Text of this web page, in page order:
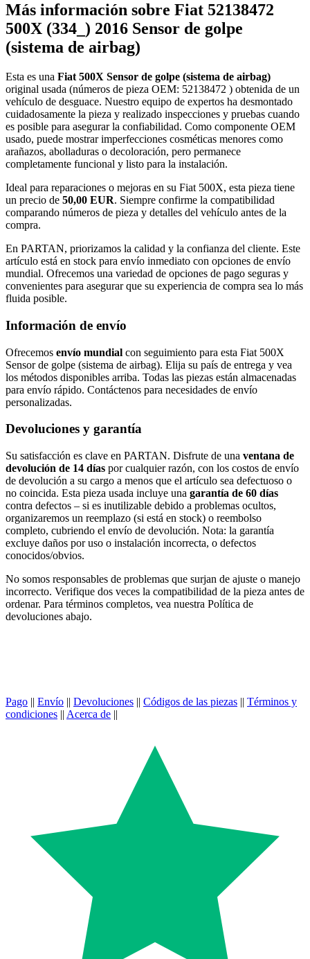
Más información sobre Fiat 52138472
500X (334_) 2016 Sensor de golpe
(sistema de airbag)
Esta es una Fiat 500X Sensor de golpe (sistema de airbag)
original usada (números de pieza OEM: 52138472 ) obtenida de un
vehículo de desguace. Nuestro equipo de expertos ha desmontado
cuidadosamente la pieza y realizado inspecciones y pruebas cuando
es posible para asegurar la confiabilidad. Como componente OEM
usado, puede mostrar imperfecciones cosméticas menores como
arañazos, abolladuras o decoloración, pero permanece
completamente funcional y listo para la instalación.
Ideal para reparaciones o mejoras en su Fiat 500X, esta pieza tiene
un precio de 50,00 EUR. Siempre confirme la compatibilidad
comparando números de pieza y detalles del vehículo antes de la
compra.
En PARTAN, priorizamos la calidad y la confianza del cliente. Este
artículo está en stock para envío inmediato con opciones de envío
mundial. Ofrecemos una variedad de opciones de pago seguras y
convenientes para asegurar que su experiencia de compra sea lo más
fluida posible.
Información de envío
Ofrecemos envío mundial con seguimiento para esta Fiat 500X
Sensor de golpe (sistema de airbag). Elija su país de entrega y vea
los métodos disponibles arriba. Todas las piezas están almacenadas
para envío rápido. Contáctenos para necesidades de envío
personalizadas.
Devoluciones y garantía
Su satisfacción es clave en PARTAN. Disfrute de una ventana de
devolución de 14 días por cualquier razón, con los costos de envío
de devolución a su cargo a menos que el artículo sea defectuoso o
no coincida. Esta pieza usada incluye una garantía de 60 días
contra defectos – si es inutilizable debido a problemas ocultos,
organizaremos un reemplazo (si está en stock) o reembolso
completo, cubriendo el envío de devolución. Nota: la garantía
excluye daños por uso o instalación incorrecta, o defectos
conocidos/obvios.
No somos responsables de problemas que surjan de ajuste o manejo
incorrecto. Verifique dos veces la compatibilidad de la pieza antes de
ordenar. Para términos completos, vea nuestra Política de
devoluciones abajo.
Pago || Envío || Devoluciones || Códigos de las piezas || Términos y
condiciones || Acerca de ||